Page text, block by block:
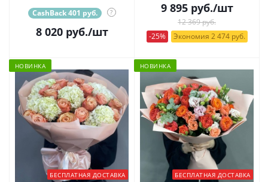
CashBack 401 руб. ?
8 020руб./шт
9 895руб./шт
12 369 руб.
-25%
Экономия 2 474 руб.
НОВИНКА
БЕСПЛАТНАЯ ДОСТАВКА
НОВИНКА
БЕСПЛАТНАЯ ДОСТАВКА